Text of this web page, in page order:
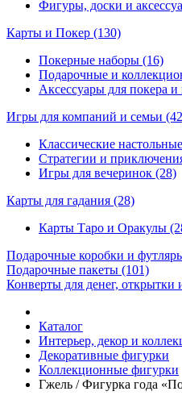
Фигуры, доски и
Карты и Покер (130)
Покерные наборы (16)
Подарочные и
Аксессуары для покера и
Игры для компаний и семьи
Классические
Стратегии и
Игры для вечеринок (28)
Карты для гадания (28)
Карты Таро и Оракулы
Подарочные коробки и
Подарочные пакеты (101)
Конверты для денег,
Каталог
Интерьер, декор и
Декоративные фигурки
Коллекционные фигурки
Гжель / Фигурка года